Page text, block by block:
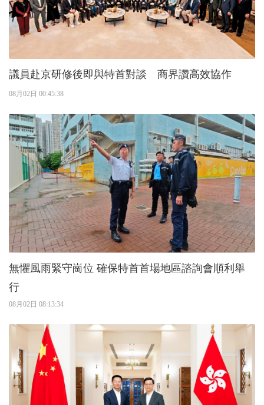
議員赴京研修後即與特首對談 商界讚高效協作
08月02日 00:45:38
無懼風雨緊守崗位 確保特首首場地區諮詢會順利舉
行
08月02日 08:13:34